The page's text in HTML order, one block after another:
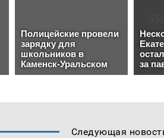
Следующая